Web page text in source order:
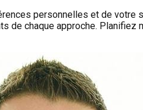
personnelles et de votre
de chaque approche.